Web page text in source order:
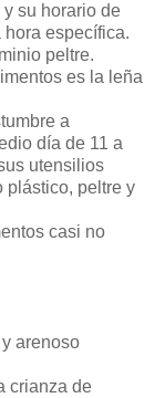
su horario de
específica.
peltre.
es la leña
a
día de 11 a
utensilios
plástico, peltre y
casi no
arenoso
crianza de